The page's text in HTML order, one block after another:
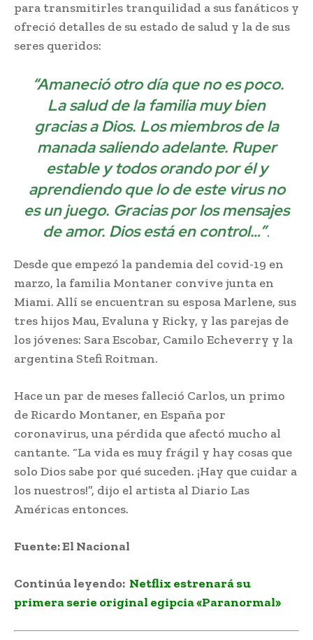
para transmitirles tranquilidad a sus fanáticos y
ofreció detalles de su estado de salud y la de sus
seres queridos:
“Amaneció otro día que no es poco.
La salud de la familia muy bien
gracias a Dios. Los miembros de la
manada saliendo adelante. Ruper
estable y todos orando por él y
aprendiendo que lo de este virus no
es un juego. Gracias por los mensajes
de amor. Dios está en control…”.
Desde que empezó la pandemia del covid-19 en
marzo, la familia Montaner convive junta en
Miami. Allí se encuentran su esposa Marlene, sus
tres hijos Mau, Evaluna y Ricky, y las parejas de
los jóvenes: Sara Escobar, Camilo Echeverry y la
argentina Stefi Roitman.
Hace un par de meses falleció Carlos, un primo
de Ricardo Montaner, en España por
coronavirus, una pérdida que afectó mucho al
cantante. “La vida es muy frágil y hay cosas que
solo Dios sabe por qué suceden. ¡Hay que cuidar a
los nuestros!”, dijo el artista al Diario Las
Américas entonces.
Fuente: El Nacional
Continúa leyendo: Netflix estrenará su
primera serie original egipcia «Paranormal»